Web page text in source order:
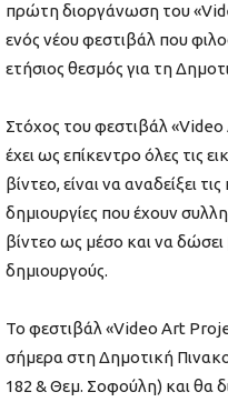
πρώτη διοργάνωση του
ενός νέου φεστιβάλ που
ετήσιος θεσμός για τη
Στόχος του φεστιβάλ
έχει ως επίκεντρο όλες τις
βίντεο, είναι να αναδείξει
δημιουργίες που έχουν
βίντεο ως μέσο και να
δημιουργούς.
Το φεστιβάλ «Video Art
σήμερα στη Δημοτική
182 & Θεμ. Σοφούλη) και θα